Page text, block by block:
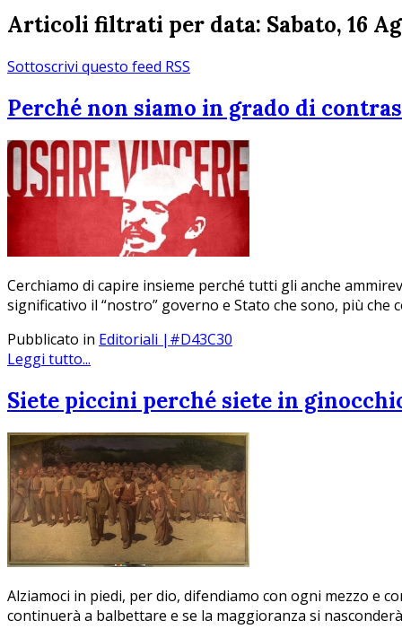
Articoli filtrati per data: Sabato, 16
Sottoscrivi questo feed RSS
Perché non siamo in grado di
Cerchiamo di capire insieme perché tutti gli anche
significativo il “nostro” governo e Stato che sono, più che
Pubblicato in Editoriali |#D43C30
Leggi tutto...
Siete piccini perché siete in
Alziamoci in piedi, per dio, difendiamo con ogni mezzo e
continuerà a balbettare e se la maggioranza si